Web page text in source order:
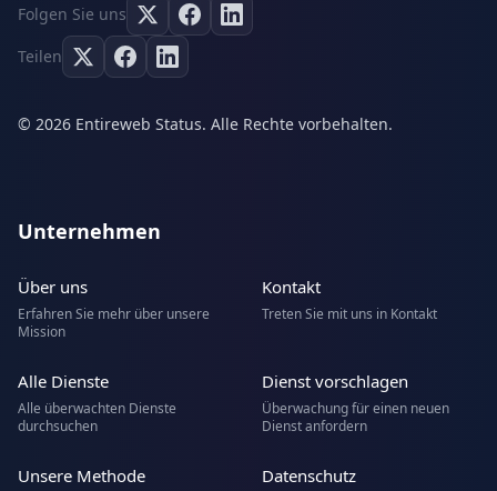
Folgen Sie uns
Teilen
© 2026 Entireweb Status. Alle Rechte vorbehalten.
Unternehmen
Über uns
Erfahren Sie mehr über unsere
Mission
Kontakt
Treten Sie mit uns in Kontakt
Alle Dienste
Alle überwachten Dienste
durchsuchen
Dienst vorschlagen
Überwachung für einen neuen
Dienst anfordern
Unsere Methode Datenschutz